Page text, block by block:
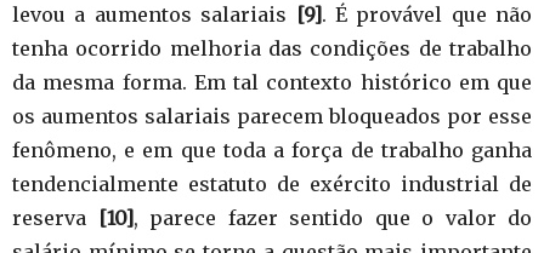
levou a aumentos salariais [9]. É provável que não
tenha ocorrido melhoria das condições de trabalho
da mesma forma. Em tal contexto histórico em que
os aumentos salariais parecem bloqueados por esse
fenômeno, e em que toda a força de trabalho ganha
tendencialmente estatuto de exército industrial de
reserva
[10], parece fazer sentido que o valor do